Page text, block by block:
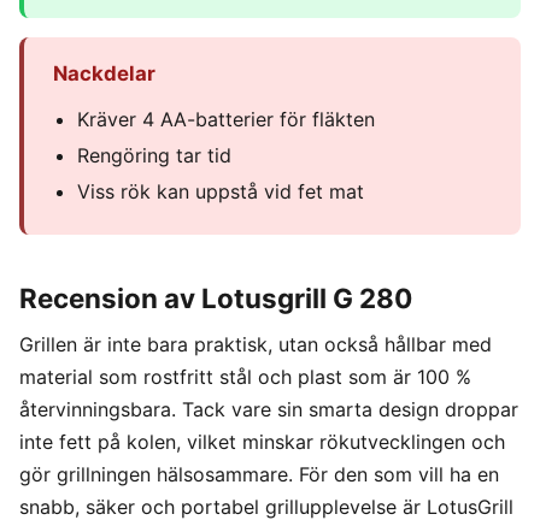
Nackdelar
Kräver 4 AA-batterier för fläkten
Rengöring tar tid
Viss rök kan uppstå vid fet mat
Recension av Lotusgrill G 280
Grillen är inte bara praktisk, utan också hållbar med
material som rostfritt stål och plast som är 100 %
återvinningsbara. Tack vare sin smarta design droppar
inte fett på kolen, vilket minskar rökutvecklingen och
gör grillningen hälsosammare. För den som vill ha en
snabb, säker och portabel grillupplevelse är LotusGrill